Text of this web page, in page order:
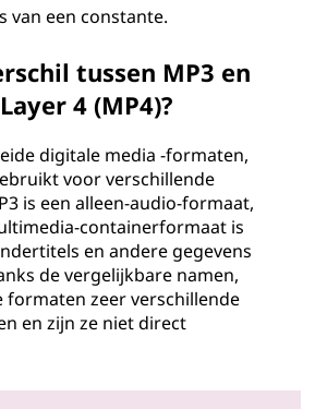
van een constante.
tussen MP3 en
4 (MP4)?
digitale media -formaten,
voor verschillende
is een alleen-audio-formaat,
containerformaat is
en andere gegevens
de vergelijkbare namen,
formaten zeer verschillende
en zijn ze niet direct